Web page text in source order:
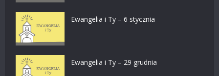
Ewangelia i Ty – 6 stycznia
Ewangelia i Ty – 29 grudnia